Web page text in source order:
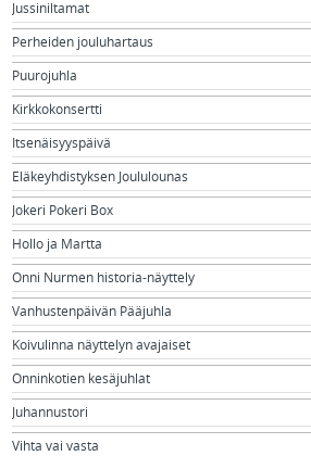
Jussiniltamat
Perheiden jouluhartaus
Puurojuhla
Kirkkokonsertti
Itsenäisyyspäivä
Eläkeyhdistyksen Joululounas
Jokeri Pokeri Box
Hollo ja Martta
Onni Nurmen historia-näyttely
Vanhustenpäivän Pääjuhla
Koivulinna näyttelyn avajaiset
Onninkotien kesäjuhlat
Juhannustori
Vihta vai vasta